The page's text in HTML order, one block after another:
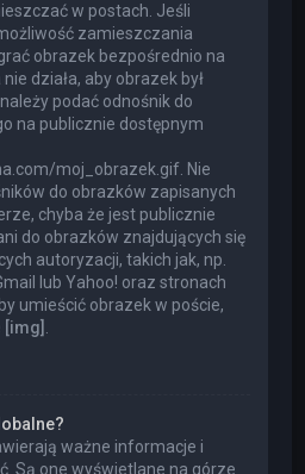
w postach. Jeśli
zamieszczania
obrazek bezpośrednio na
działa, aby obrazek był
podać odnośnik do
na publicznie dostępnym
moj_obrazek.gif. Nie
do obrazków zapisanych
chyba że jest publicznie
do obrazków znajdujących się
autoryzacji, takich jak, np.
lub Yahoo! oraz stronach
umieścić obrazek w poście,
[img] .
ważne informacje i
Są one wyświetlane na górze